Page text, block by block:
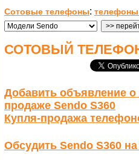
Сотовые телефоны:
СОТОВЫЙ ТЕЛЕФОН
Добавить объявление о
продаже Sendo S360
Купля-продажа
Обсудить Sendo S360